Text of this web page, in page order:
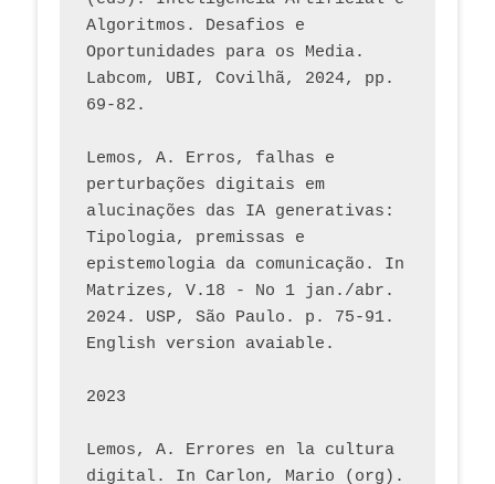
Algoritmos. Desafios e
Oportunidades para os Media.
Labcom, UBI, Covilhã, 2024, pp.
69-82.
Lemos, A. Erros, falhas e
perturbações digitais em
alucinações das IA generativas:
Tipologia, premissas e
epistemologia da comunicação. In
Matrizes, V.18 - No 1 jan./abr.
2024. USP, São Paulo. p. 75-91.
English version avaiable.
2023
Lemos, A. Errores en la cultura